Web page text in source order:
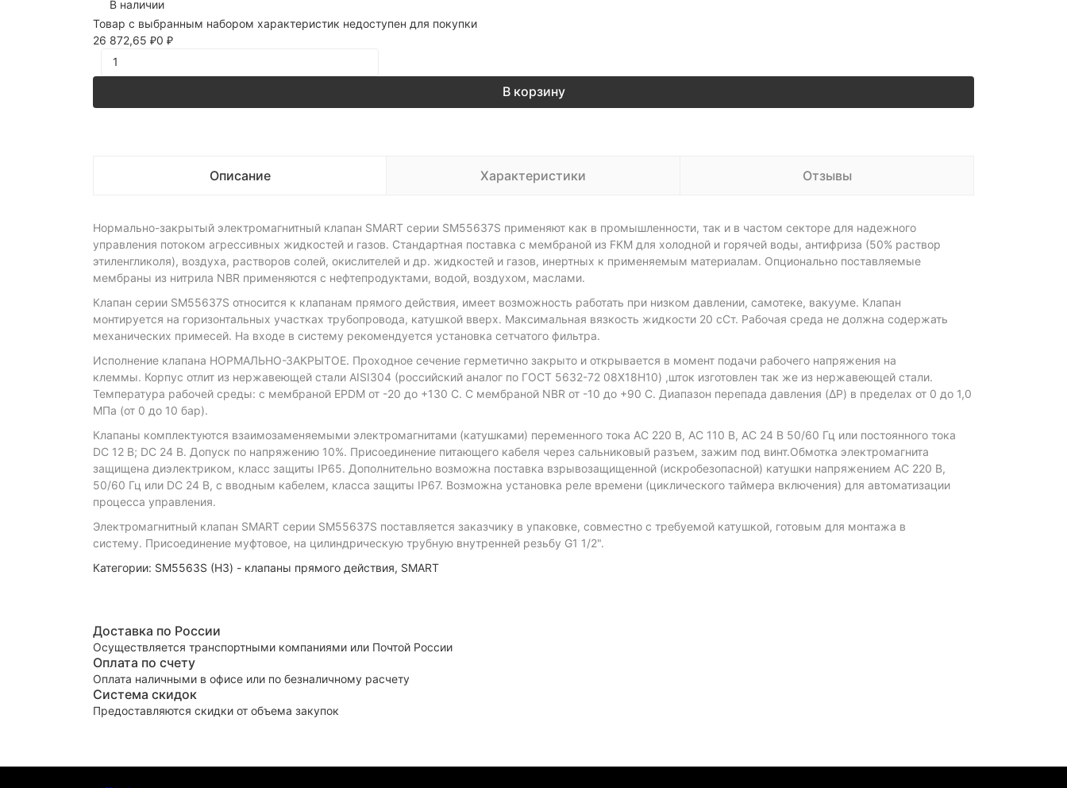
В наличии
Товар с выбранным набором характеристик недоступен для покупки
26 872,65 ₽0 ₽
В корзину
Описание Характеристики Отзывы
Нормально-закрытый электромагнитный клапан SMART серии SM55637S применяют как в промышленности, так и в частом секторе для надежного
управления потоком агрессивных жидкостей и газов. Стандартная поставка с мембраной из FKM для холодной и горячей воды, антифриза (50% раствор
этиленгликоля), воздуха, растворов солей, окислителей и др. жидкостей и газов, инертных к применяемым материалам. Опционально поставляемые
мембраны из нитрила NBR применяются с нефтепродуктами, водой, воздухом, маслами.
Клапан серии SM55637S относится к клапанам прямого действия, имеет возможность работать при низком давлении, самотеке, вакууме. Клапан
монтируется на горизонтальных участках трубопровода, катушкой вверх. Максимальная вязкость жидкости 20 сСт. Рабочая среда не должна содержать
механических примесей. На входе в систему рекомендуется установка сетчатого фильтра.
Исполнение клапана НОРМАЛЬНО-ЗАКРЫТОЕ. Проходное сечение герметично закрыто и открывается в момент подачи рабочего напряжения на
клеммы. Корпус отлит из нержавеющей стали AISI304 (российский аналог по ГОСТ 5632-72 08Х18Н10) ,шток изготовлен так же из нержавеющей стали.
Температура рабочей среды: с мембраной EPDM от -20 до +130 С. С мембраной NBR от -10 до +90 С. Диапазон перепада давления (ΔP) в пределах от 0 до 1,0
МПа (от 0 до 10 бар).
Клапаны комплектуются взаимозаменяемыми электромагнитами (катушками) переменного тока AC 220 В, AC 110 В, AC 24 В 50/60 Гц или постоянного тока
DC 12 В; DC 24 В. Допуск по напряжению 10%. Присоединение питающего кабеля через сальниковый разъем, зажим под винт.Обмотка электромагнита
защищена диэлектриком, класс защиты IP65. Дополнительно возможна поставка взрывозащищенной (искробезопасной) катушки напряжением AC 220 В,
50/60 Гц или DC 24 В, с вводным кабелем, класса защиты IP67. Возможна установка реле времени (циклического таймера включения) для автоматизации
процесса управления.
Электромагнитный клапан SMART серии SM55637S поставляется заказчику в упаковке, совместно с требуемой катушкой, готовым для монтажа в
систему. Присоединение муфтовое, на цилиндрическую трубную внутренней резьбу G1 1/2".
Категории: SM5563S (НЗ) - клапаны прямого действия, SMART
Доставка по России
Осуществляется транспортными компаниями или Почтой России
Оплата по счету
Оплата наличными в офисе или по безналичному расчету
Система скидок
Предоставляются скидки от объема закупок